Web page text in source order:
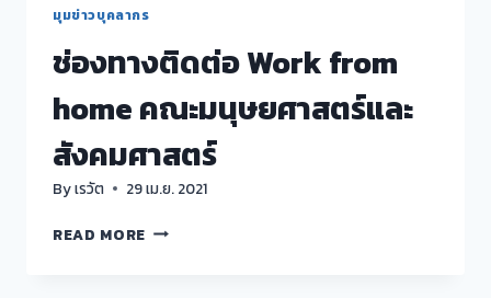
มุมข่าวบุคลากร
ช่องทางติดต่อ Work from
home คณะมนุษยศาสตร์และ
สังคมศาสตร์
Byเรวัต 29 เม.ย. 2021
READ MORE ช่อง